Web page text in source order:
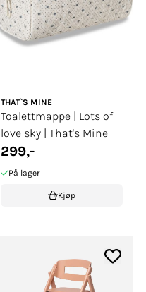
THAT`S MINE
Toalettmappe | Lots of
love sky | That's Mine
299,-
På lager
Kjøp